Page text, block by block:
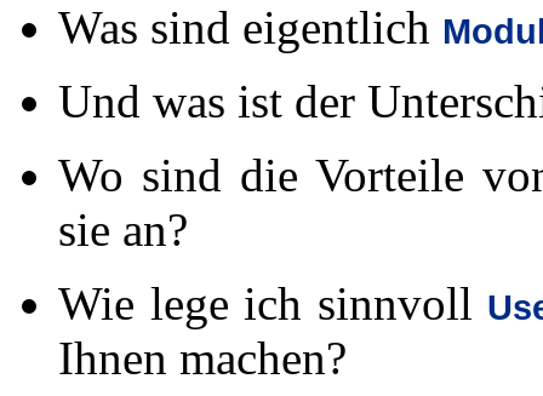
Was sind eigentlich
Und was ist der
Wo sind die Vorteile
sie an?
Wie lege ich sinnvoll
Ihnen machen?